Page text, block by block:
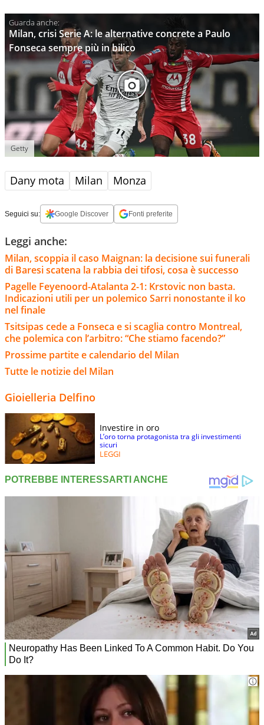
Milan, crisi Serie A: le alternative concrete a Paulo
Fonseca sempre più in bilico
Getty
Dany mota Milan Monza
Seguici su: Google Discover Fonti preferite
Leggi anche:
Milan, scoppia il caso Maignan: la decisione sui funerali
di Baresi scatena la rabbia dei tifosi, cosa è successo
Pagelle Feyenoord-Atalanta 2-1: Krstovic non basta.
Indicazioni utili per un polemico Sarri nonostante il ko
nel finale
Tsitsipas cede a Fonseca e si scaglia contro Montreal,
che polemica con l’arbitro: “Che stiamo facendo?”
Prossime partite e calendario del Milan
Tutte le notizie del Milan
Gioielleria Delfino
Investire in oro
L’oro torna protagonista tra gli investimenti
sicuri
LEGGI